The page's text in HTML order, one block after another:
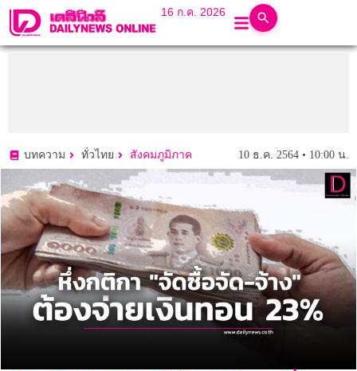
16 ก.ค. 2026
บทความ ทั่วไทย สังคมภูมิภาค 10 ธ.ค. 2564 • 10:00 น.